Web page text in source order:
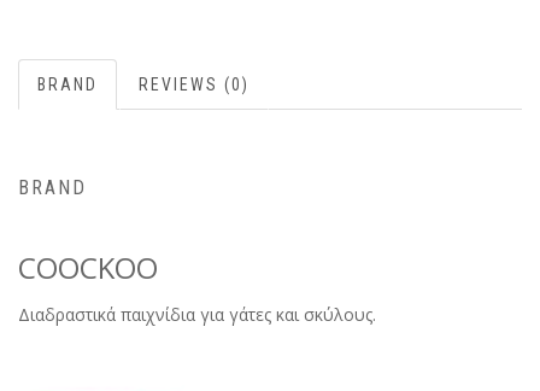
BRAND REVIEWS (0)
BRAND
COOCKOO
Διαδραστικά παιχνίδια για γάτες και σκύλους.